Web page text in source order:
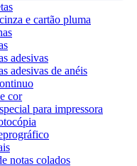
e cartão pluma
adesivas
adesivas de anéis
cor
para impressora
notas colados